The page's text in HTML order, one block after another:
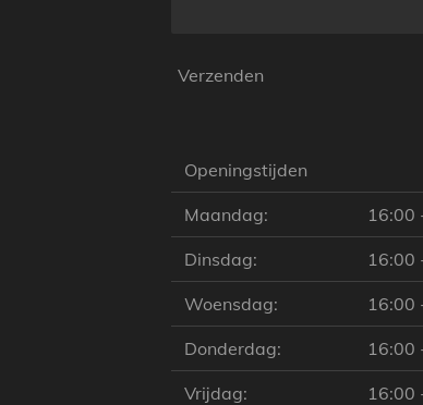
Verzenden
Openingstijden
Maandag: 16:00
Dinsdag: 16:00
Woensdag: 16:00
Donderdag: 16:00
Vrijdag: 16:00